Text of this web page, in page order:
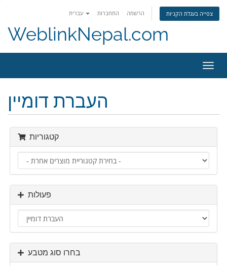
התחברות הרשמה צפייה בעגלת הקניות
WeblinkNepal.com
ניווט
העברת דומיין
קטגוריות
פעולות
בחרו סוג מטבע